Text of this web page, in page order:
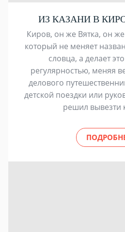
ИЗ КАЗАНИ В
Киров, он же Вятка, он
который не меняет
словца, а делает
регулярностью, меняя
делового
детской поездки или
решил вывезти